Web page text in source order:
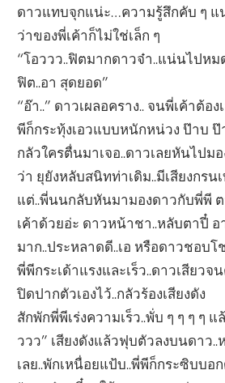
ดาวแทบจุกแน่ะ…ความรู้สึกคับ ๆ แ
ว่าของพี่เค้าก็ไม่ใช่เล็ก ๆ
“โอววว..ฟิตมากดาวจ๋า..แน่นไปหม
ฟิต..อา สุดยอด”
“อ๊า..” ดาวเผลอคราง.. จนพี่เค้าต้อ
พีก็กระทุ้งเอวแบบหนักหน่วง ป๊าบ ป๊
กลัวใครตื่นมาเจอ..ดาวเลยหันไปม
ว่า ยุยังหลับสนิทท่าเดิม..มีเสียงกรน
แต่..พี่นนกลับหันมามองดาวกับพี่พี ต
เค้าด้วยอ่ะ ดาวหน้าชา..หลับตาปี๋ อ
มาก..ประหลาดดี..เอ หรือดาวชอบโ
พี่พีกระเด้าแรงและเร็ว..ดาวเสียวจ
ปิดปากตัวเองไว้..กลัวร้องเสียงดัง
สักพักพี่พีเร่งความเร็ว..พั่บ ๆ ๆ ๆ ๆ แ
ววว” เสียงดังแล้วฟุบตัวลงบนดาว
เลย..พักเหนื่อยแป้บ..พี่พีก็กระซิบบอ